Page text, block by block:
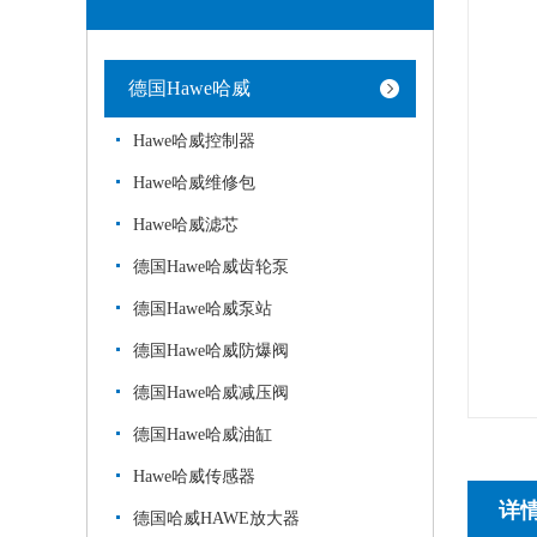
德国Hawe哈威
Hawe哈威控制器
Hawe哈威维修包
Hawe哈威滤芯
德国Hawe哈威齿轮泵
德国Hawe哈威泵站
德国Hawe哈威防爆阀
德国Hawe哈威减压阀
德国Hawe哈威油缸
Hawe哈威传感器
德国哈威HAWE放大器 详